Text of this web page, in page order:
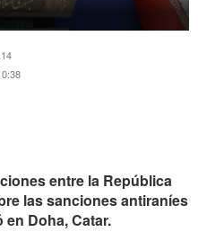
entre la República
las sanciones antiraníes
Doha, Catar.